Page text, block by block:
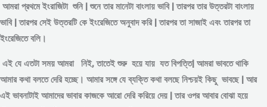
আমরা প্রথমে ইংরাজিটা শুনি | শুনে তার মানেটা বাংলায় ভাবি | তারপর তার উত্তরটা বাংলায়
ভাবি | তারপর সেই উত্তরটি কে ইংরেজিতে অনুবাদ করি | তারপর তা সাজাই এবং তারপর তা
ইংরেজিতে বলি।
এই যে এতটা সময় আমরা নিই, তাতেই শুরু হয়ে যায় যত বিপত্তি| আমরা ভাবতে থাকি
আমার কথা বলতে দেরি হচ্ছে। আমার সঙ্গে যে ব্যক্তি কথা বলছে নিশ্চয়ই কিছু ভাবছে | আর
এই ভাবনাটাই আমাদের ভাবার কাজকে আরো দেরি করিয়ে দেয় | তার ওপর আবার বোঝা হয়ে